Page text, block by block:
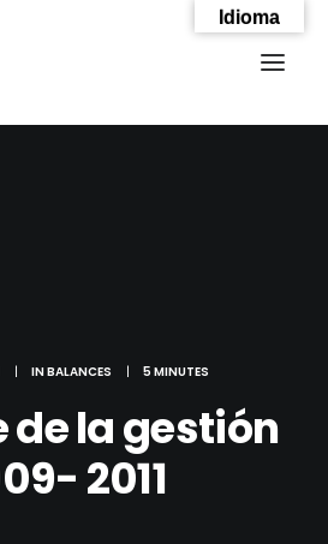
SEARCH
| INBALANCES | 5 MINUTES
de la gestión
2011
Idioma